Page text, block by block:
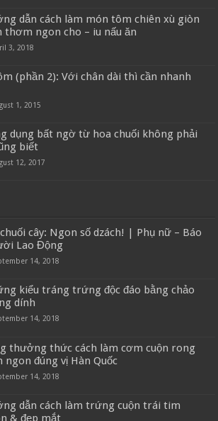
dẫn cách làm món tôm chiên xù giòn
thơm ngon cho – iu nấu ăn
3, 2018
(phần 2): Với chân dài thì cần nhanh
1, 2015
dụng bất ngờ từ hoa chuối không phải
biết
12, 2017
cây: Ngon số dzách! | Phụ nữ – Báo
Lao Động
14, 2018
kiểu tráng trứng độc đáo bằng chảo
dính
14, 2018
thưởng thức cách làm cơm cuộn rong
ngon đúng vị Hàn Quốc
14, 2018
dẫn cách làm trứng cuộn trái tim
& đẹp mắt